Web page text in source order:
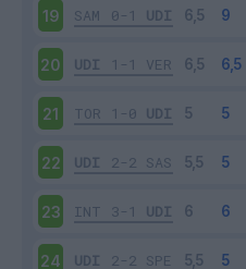
19 SAM 0-1 UDI
20 UDI 1-1 VER
21 TOR 1-0 UDI
22 UDI 2-2 SAS
23 INT 3-1 UDI
24 UDI 2-2 SPE